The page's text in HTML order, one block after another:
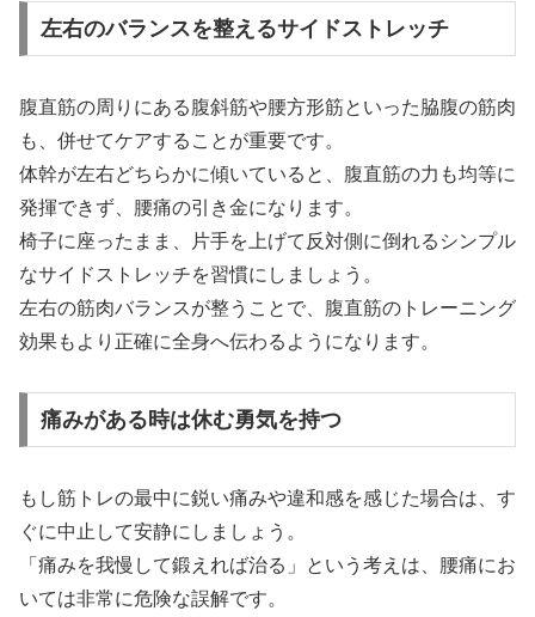
左右のバランスを整えるサイドストレッチ
腹直筋の周りにある腹斜筋や腰方形筋といった脇腹の筋肉
も、併せてケアすることが重要です。
体幹が左右どちらかに傾いていると、腹直筋の力も均等に
発揮できず、腰痛の引き金になります。
椅子に座ったまま、片手を上げて反対側に倒れるシンプル
なサイドストレッチを習慣にしましょう。
左右の筋肉バランスが整うことで、腹直筋のトレーニング
効果もより正確に全身へ伝わるようになります。
痛みがある時は休む勇気を持つ
もし筋トレの最中に鋭い痛みや違和感を感じた場合は、す
ぐに中止して安静にしましょう。
「痛みを我慢して鍛えれば治る」という考えは、腰痛にお
いては非常に危険な誤解です。